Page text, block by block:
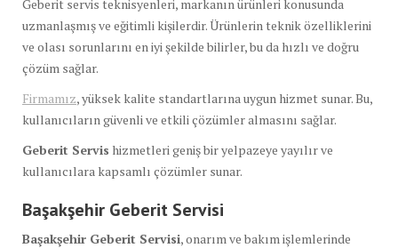
Geberit servis teknisyenleri, markanın ürünleri konusunda
uzmanlaşmış ve eğitimli kişilerdir. Ürünlerin teknik özelliklerini
ve olası sorunlarını en iyi şekilde bilirler, bu da hızlı ve doğru
çözüm sağlar.
Firmamız, yüksek kalite standartlarına uygun hizmet sunar. Bu,
kullanıcıların güvenli ve etkili çözümler almasını sağlar.
Geberit Servis hizmetleri geniş bir yelpazeye yayılır ve
kullanıcılara kapsamlı çözümler sunar.
Başakşehir Geberit Servisi
Başakşehir Geberit Servisi, onarım ve bakım işlemlerinde